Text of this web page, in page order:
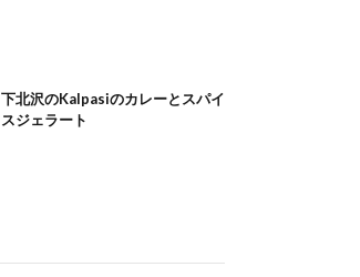
下北沢のKalpasiのカレーとスパイ
スジェラート